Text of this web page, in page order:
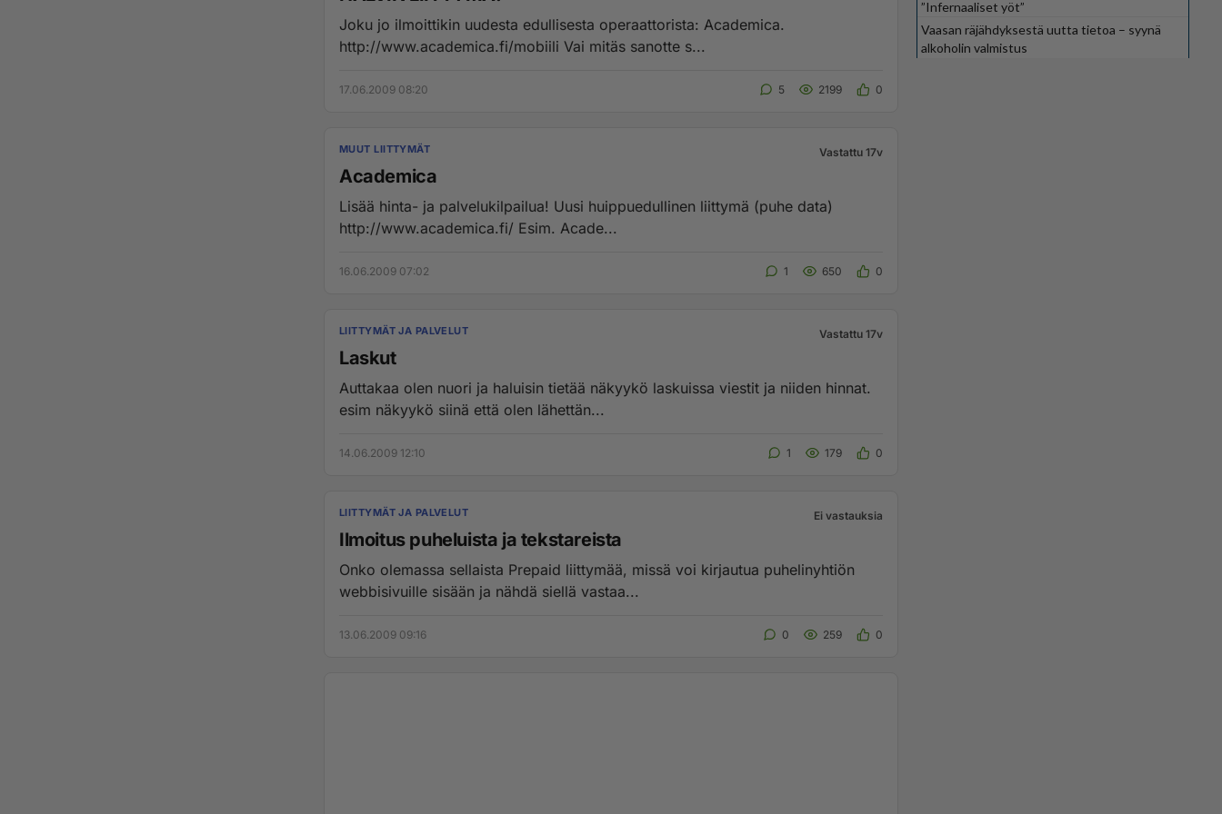
Joku jo ilmoittikin uudesta edullisesta operaattorista: Academica.
http://www.academica.fi/mobiili Vai mitäs sanotte s...
17.06.2009 08:20 5 2199 0
MUUT LIITTYMÄT Vastattu 17v
Academica
Lisää hinta- ja palvelukilpailua! Uusi huippuedullinen liittymä (puhe data)
http://www.academica.fi/ Esim. Acade...
16.06.2009 07:02 1 650 0
LIITTYMÄT JA PALVELUT Vastattu 17v
Laskut
Auttakaa olen nuori ja haluisin tietää näkyykö laskuissa viestit ja niiden hinnat.
esim näkyykö siinä että olen lähettän...
14.06.2009 12:10 1 179 0
LIITTYMÄT JA PALVELUT Ei vastauksia
Ilmoitus puheluista ja tekstareista
Onko olemassa sellaista Prepaid liittymää, missä voi kirjautua puhelinyhtiön
webbisivuille sisään ja nähdä siellä vastaa...
13.06.2009 09:16 0 259 0
”Infernaaliset yöt”
Vaasan räjähdyksestä uutta tietoa – syynä
alkoholin valmistus